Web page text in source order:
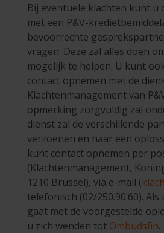
Bij eventuele klachten kunt u
met een P&V-
bevoorrechte
vragen. Deze zal alles doen
mogelijk te helpen. U kunt
contact opnemen met de
Klachtenmanagement van
opmerking zorgvuldig zal
dienst zal de verschillende
verzoenen en naar een
kunt contact opnemen per
(Klachtenmanagement,
1210 Brussel), via e-mail (
telefonisch (02/250.90.60).
gaat met de voorgestelde
u zich wenden tot Ombudsfin.